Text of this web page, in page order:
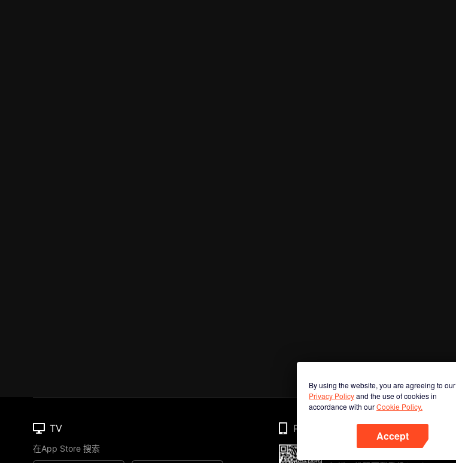
By using the website, you are agreeing to our
Privacy Policyand the use of cookies in
accordance with ourCookie Policy.
Accept
TV
在App Store 搜索
Phone